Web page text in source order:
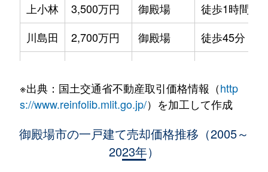
上小林
3,500万円 御殿場
徒歩1時間15
川島田
2,700万円 御殿場
徒歩45分
川島田
2,600万円 御殿場
徒歩15分
4,700万円 御殿場
※出典：国土交通省不動産取引価格情報（http
s://www.reinfolib.mlit.go.jp/）を加工して作成
御殿場市の一戸建て売却価格推移（2005～
2023年）